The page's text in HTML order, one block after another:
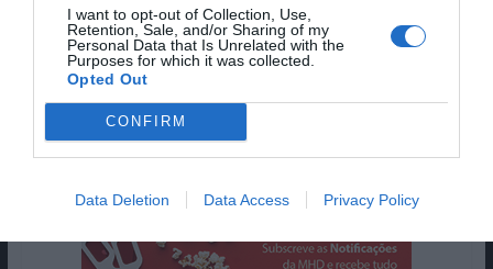
I want to opt-out of Collection, Use,
Retention, Sale, and/or Sharing of my
Personal Data that Is Unrelated with the
Purposes for which it was collected.
Opted Out
CONFIRM
Data Deletion Data Access Privacy Policy
já os restantes 4 membros estão agora a cumprir
o seu serviço militar.